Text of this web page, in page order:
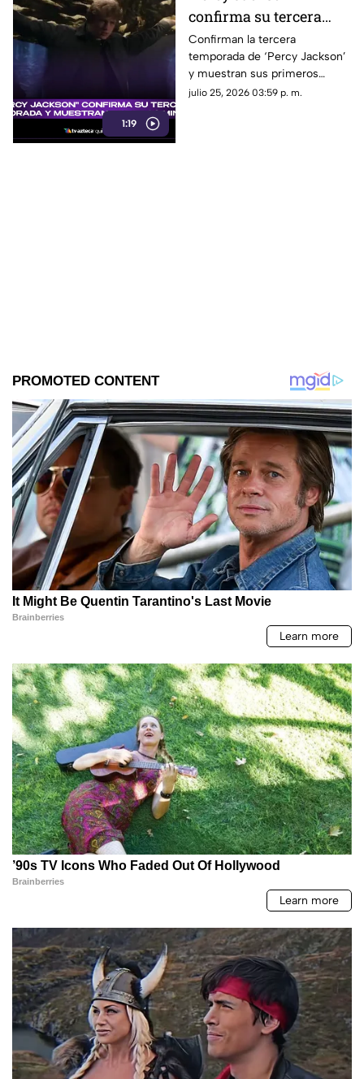
1:19
confirma su tercera
temporada y muestra
sus primeros minutos:
¿Cuándo se estrena?
Confirman la tercera
temporada de ‘Percy Jackson’
y muestran sus primeros
minutos. Fecha de estreno y
julio 25, 2026 03:59 p. m.